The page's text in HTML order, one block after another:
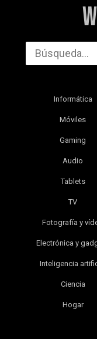
Informática
Móviles
Gaming
Audio
Tablets
TV
Fotografía y
Electrónica y
Inteligencia
Ciencia
Hogar